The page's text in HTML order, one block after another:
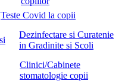
Teste Covid la copii
Dezinfectare si Curatenie
in Gradinite si Scoli
Clinici/Cabinete
stomatologie copii